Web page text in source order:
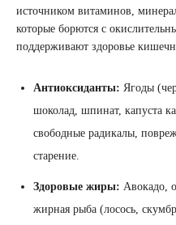
источником витаминов,
которые борются с
поддерживают здоровье
Антиоксиданты: Ягоды
шоколад, шпинат, капуста
свободные радикалы,
старение.
Здоровые жиры: Авокадо,
жирная рыба (лосось,